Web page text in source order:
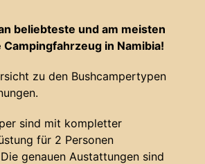
beliebteste und am meisten
in Namibia!
zu den Bushcampertypen
sind mit kompletter
für 2 Personen
genauen Austattungen sind